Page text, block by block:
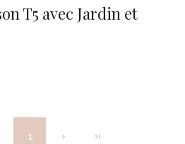
T5 avec Jardin et
1